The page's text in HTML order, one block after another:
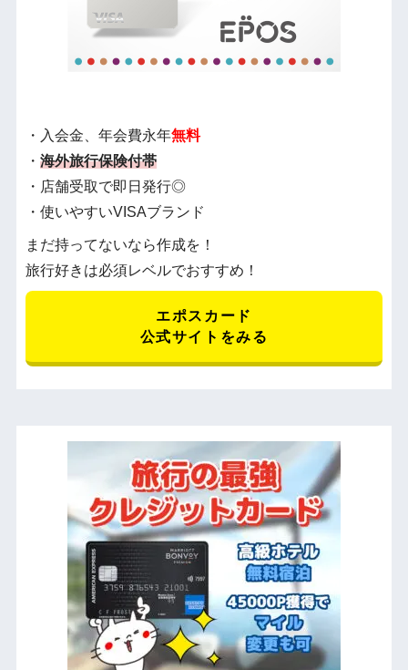
・入会金、年会費永年無料
・ 海外旅行保険付帯
・店舗受取で即日発行◎
・使いやすいVISAブランド
まだ持ってないなら作成を！
旅行好きは必須レベルでおすすめ！
エポスカード
公式サイトをみる